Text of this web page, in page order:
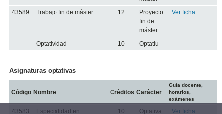
43589 Trabajo fin de máster 12
Proyecto
fin de
máster
Ver ficha
Optatividad 10 Optatiu
Asignaturas optativas
Código Nombre Créditos Carácter
Guía docente,
horarios,
exámenes
43583
Especialidad en
10 Optativa Ver ficha